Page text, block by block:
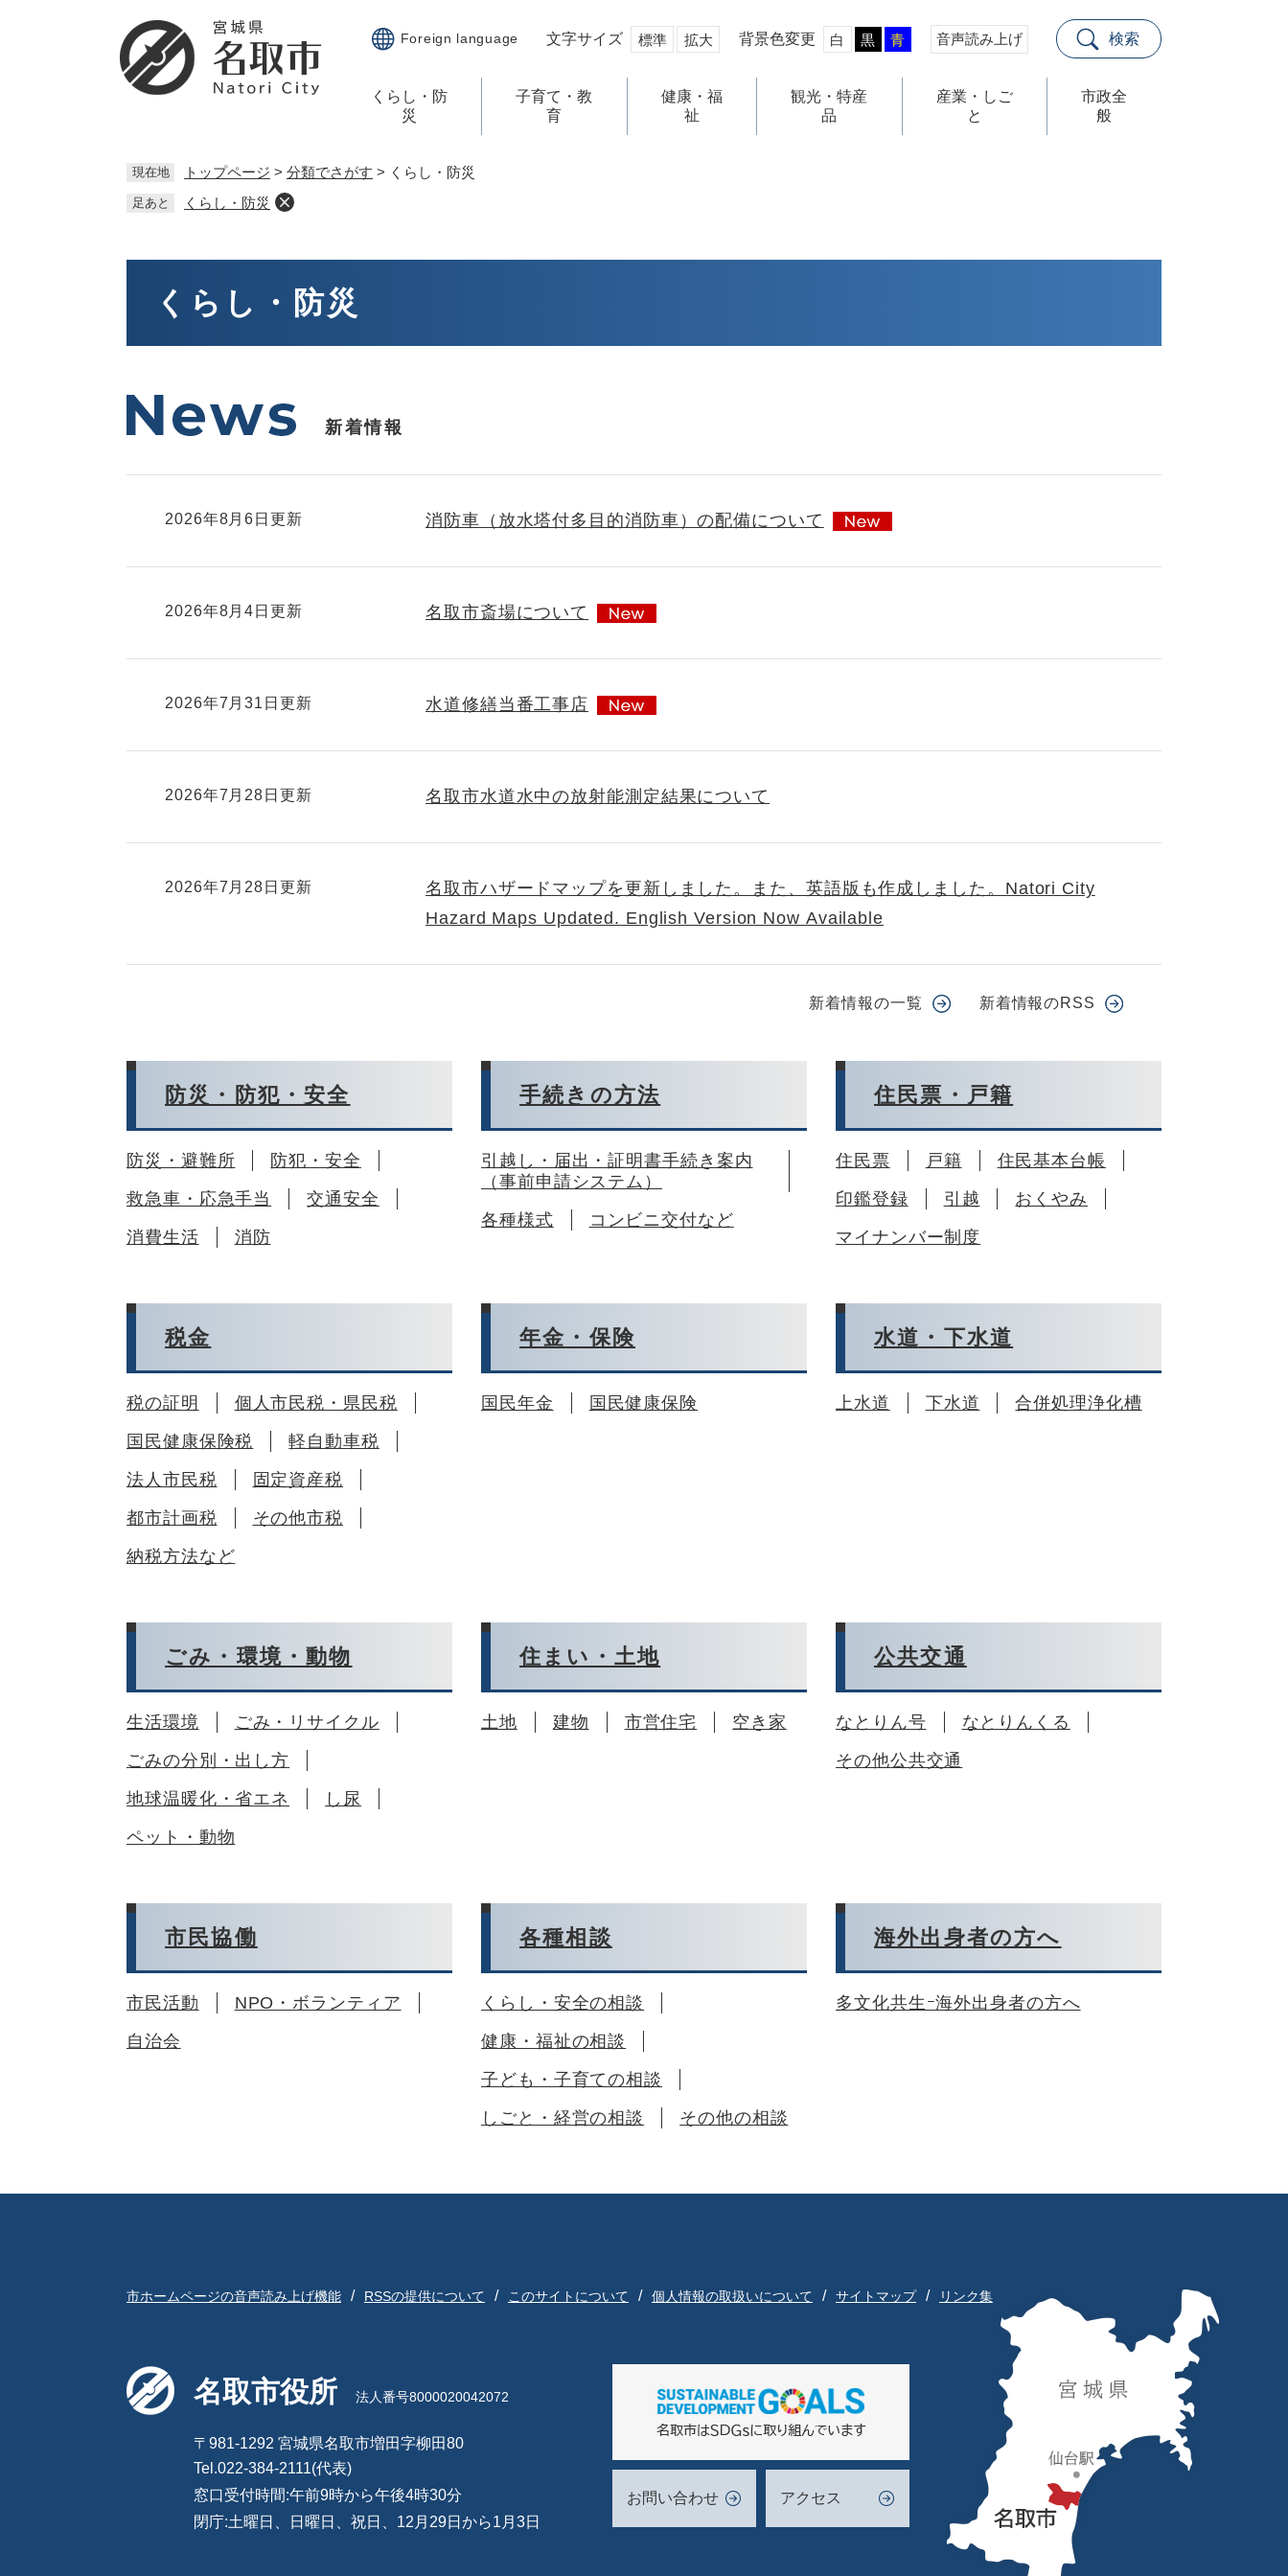
Foreign language 文字サイズ 標準 拡大 背景色変更 白 黒 青 音声読み上げ 検索
くらし・防
災
子育て・教
育
健康・福
祉
観光・特産
品
産業・しご
と
市政全
般
現在地 トップページ > 分類でさがす > くらし・防災
足あと くらし・防災
くらし・防災
新着情報
2026年8月6日更新 消防車（放水塔付多目的消防車）の配備について
2026年8月4日更新 名取市斎場について
2026年7月31日更新 水道修繕当番工事店
2026年7月28日更新 名取市水道水中の放射能測定結果について
2026年7月28日更新
名取市ハザードマップを更新しました。また、英語版も作成しました。Natori City
Hazard Maps Updated. English Version Now Available
新着情報の一覧 新着情報のRSS
防災・防犯・安全
防災・避難所
防犯・安全
救急車・応急手当
交通安全
消費生活
消防
手続きの方法
引越し・届出・証明書手続き案内
（事前申請システム）
各種様式
コンビニ交付など
住民票・戸籍
住民票 戸籍
住民基本台帳
印鑑登録
引越
おくやみ
マイナンバー制度
税金
税の証明
個人市民税・県民税
国民健康保険税
軽自動車税
法人市民税
固定資産税
都市計画税
その他市税
納税方法など
年金・保険
国民年金 国民健康保険
水道・下水道
上水道 下水道 合併処理浄化槽
ごみ・環境・動物
生活環境
ごみ・リサイクル
ごみの分別・出し方
地球温暖化・省エネ
し尿
ペット・動物
住まい・土地
土地 建物 市営住宅 空き家
公共交通
なとりん号
なとりんくる
その他公共交通
市民協働
市民活動
NPO・ボランティア
自治会
各種相談
くらし・安全の相談
健康・福祉の相談
子ども・子育ての相談
しごと・経営の相談
その他の相談
海外出身者の方へ
多文化共生ｰ海外出身者の方へ
市ホームページの音声読み上げ機能 RSSの提供について このサイトについて 個人情報の取扱いについて サイトマップ リンク集
名取市役所 法人番号8000020042072
〒981-1292 宮城県名取市増田字柳田80
Tel.022-384-2111(代表)
窓口受付時間:午前9時から午後4時30分
閉庁:土曜日、日曜日、祝日、12月29日から1月3日
お問い合わせ アクセス